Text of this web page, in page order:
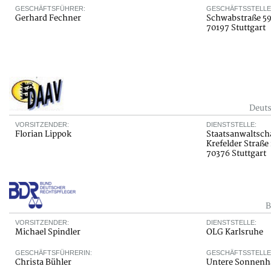
GESCHÄFTSFÜHRER:
Gerhard Fechner
Schwabstraße 59
70197 Stuttgart
VORSITZENDER:
Florian Lippok
DIENSTSTELLE:
Krefelder Straße
70376 Stuttgart
VORSITZENDER:
Michael Spindler
DIENSTSTELLE:
OLG Karlsruhe
GESCHÄFTSFÜHRERIN:
Christa Bühler
GESCHÄFTSSTELLE
Untere